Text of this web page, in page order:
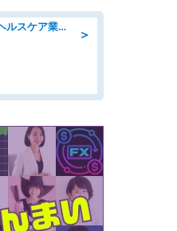
＞
08月開始/「土日祝休み」ヘルスケア業界の産業保健師/高時給/未経験OK/要資格:保健師、正看護師